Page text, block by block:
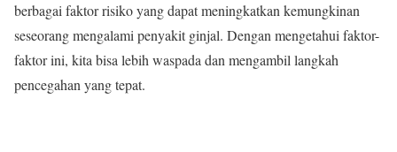
berbagai faktor risiko yang dapat meningkatkan kemungkinan
seseorang mengalami penyakit ginjal. Dengan mengetahui faktor-
faktor ini, kita bisa lebih waspada dan mengambil langkah
pencegahan yang tepat.